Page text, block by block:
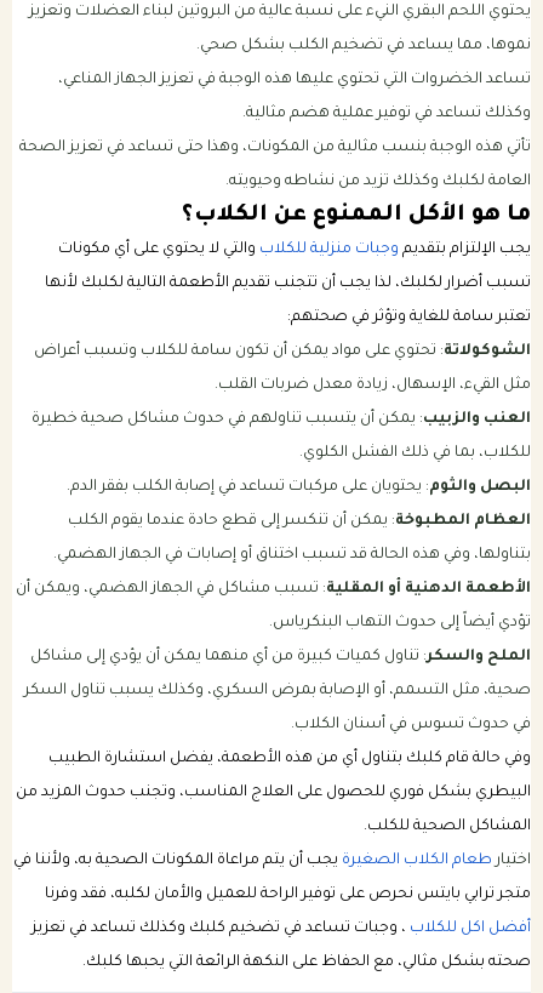
يحتوي اللحم البقري النيء على نسبة عالية من البروتين لبناء العضلات وتعزيز
نموها، مما يساعد في تضخيم الكلب بشكل صحي.
تساعد الخضروات التي تحتوي عليها هذه الوجبة في تعزيز الجهاز المناعي،
وكذلك تساعد في توفير عملية هضم مثالية.
تأتي هذه الوجبة بنسب مثالية من المكونات، وهذا حتى تساعد في تعزيز الصحة
العامة لكلبك وكذلك تزيد من نشاطه وحيويته.
ما هو الأكل الممنوع عن الكلاب؟
يجب الإلتزام بتقديموجبات منزلية للكلابوالتي لا يحتوي على أي مكونات
تسبب أضرار لكلبك، لذا يجب أن تتجنب تقديم الأطعمة التالية لكلبك لأنها
تعتبر سامة للغاية وتؤثر في صحتهم:
الشوكولاتة: تحتوي على مواد يمكن أن تكون سامة للكلاب وتسبب أعراض
مثل القيء، الإسهال، زيادة معدل ضربات القلب.
العنب والزبيب: يمكن أن يتسبب تناولهم في حدوث مشاكل صحية خطيرة
للكلاب، بما في ذلك الفشل الكلوي.
البصل والثوم: يحتويان على مركبات تساعد في إصابة الكلب بفقر الدم.
العظام المطبوخة: يمكن أن تنكسر إلى قطع حادة عندما يقوم الكلب
بتناولها، وفي هذه الحالة قد تسبب اختناق أو إصابات في الجهاز الهضمي.
الأطعمة الدهنية أو المقلية: تسبب مشاكل في الجهاز الهضمي، ويمكن أن
تؤدي أيضاً إلى حدوث التهاب البنكرياس.
الملح والسكر: تناول كميات كبيرة من أي منهما يمكن أن يؤدي إلى مشاكل
صحية، مثل التسمم، أو الإصابة بمرض السكري، وكذلك يسبب تناول السكر
في حدوث تسوس في أسنان الكلاب.
وفي حالة قام كلبك بتناول أي من هذه الأطعمة، يفضل استشارة الطبيب
البيطري بشكل فوري للحصول على العلاج المناسب، وتجنب حدوث المزيد من
المشاكل الصحية للكلب.
اختيارطعام الكلاب الصغيرة يجب أن يتم مراعاة المكونات الصحية به، ولأننا في
متجر ترابي بايتس نحرص على توفير الراحة للعميل والأمان لكلبه، فقد وفرنا
أفضل اكل للكلاب، وجبات تساعد في تضخيم كلبك وكذلك تساعد في تعزيز
صحته بشكل مثالي، مع الحفاظ على النكهة الرائعة التي يحبها كلبك.